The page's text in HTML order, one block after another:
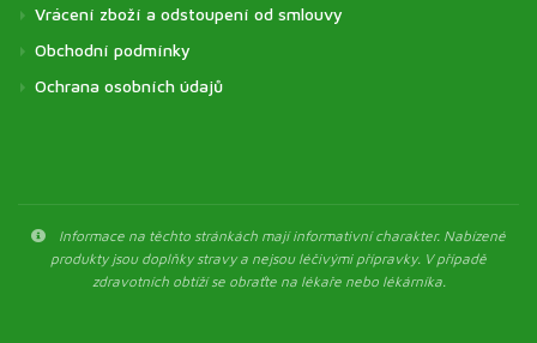
Vrácení zboží a odstoupení od smlouvy
Obchodní podmínky
Ochrana osobních údajů
Informace na těchto stránkách mají informativní charakter. Nabízené
produkty jsou doplňky stravy a nejsou léčivými přípravky. V případě
zdravotních obtíží se obraťte na lékaře nebo lékárníka.